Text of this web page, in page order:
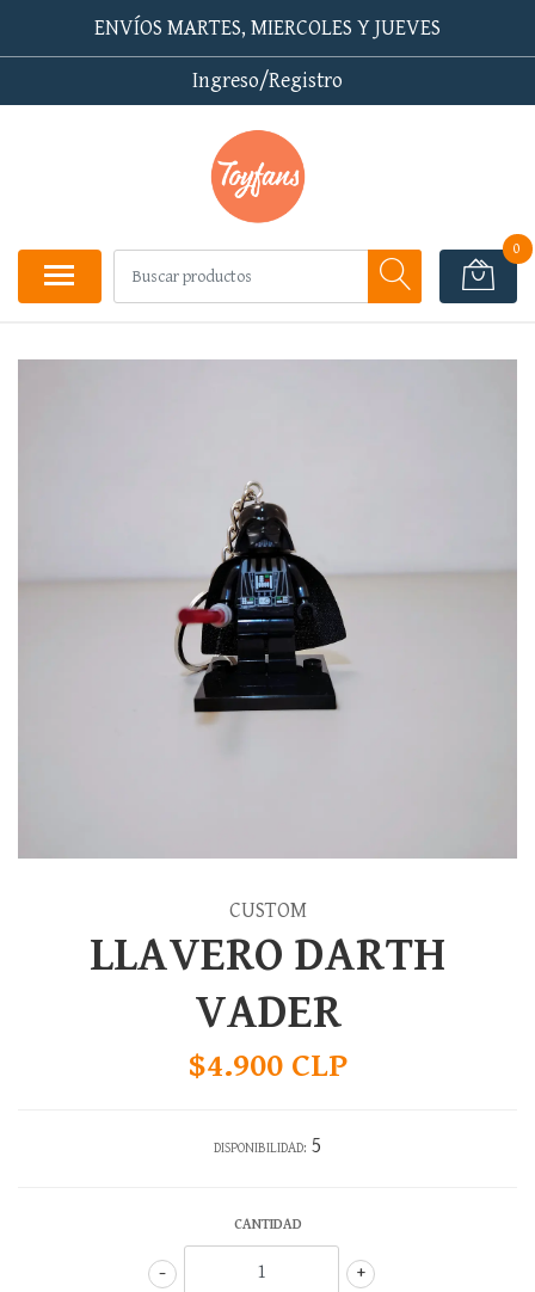
ENVÍOS MARTES, MIERCOLES Y JUEVES
Ingreso/Registro
0
CUSTOM
LLAVERO DARTH
VADER
$4.900 CLP
DISPONIBILIDAD: 5
CANTIDAD
+
-